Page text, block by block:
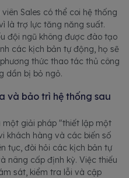
viên Sales có thể coi hệ thống
là trợ lực tăng năng suất.
đội ngũ không được đào tạo
các kịch bản tự động, họ sẽ
thức thao tác thủ công
dần bị bỏ ngỏ.
và bảo trì hệ thống sau
một giải pháp "thiết lập một
khách hàng và các biến số
tục, đòi hỏi các kịch bản tự
nâng cấp định kỳ. Việc thiếu
sát, kiểm tra lỗi và cập